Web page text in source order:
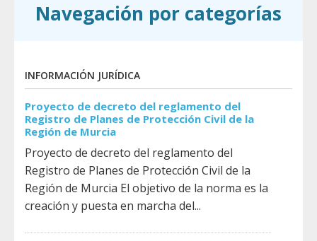
Navegación por categorías
INFORMACIÓN JURÍDICA
Proyecto de decreto del reglamento del
Registro de Planes de Protección Civil de la
Región de Murcia
Proyecto de decreto del reglamento del
Registro de Planes de Protección Civil de la
Región de Murcia El objetivo de la norma es la
creación y puesta en marcha del...